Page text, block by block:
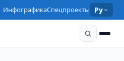
ИнфографикаСпецпроекты Ру